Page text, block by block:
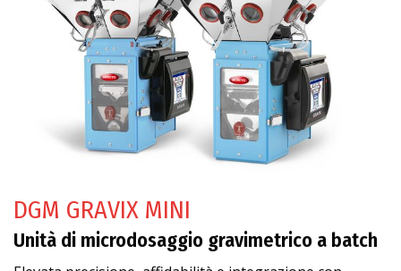
DGM GRAVIX MINI
Unità di microdosaggio gravimetrico a batch